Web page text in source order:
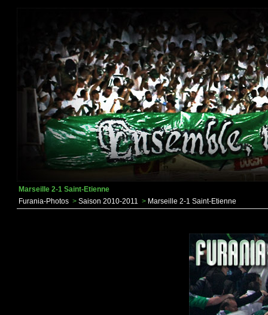
Marseille 2-1 Saint-Etienne
Furania-Photos > Saison 2010-2011 > Marseille 2-1 Saint-Etienne